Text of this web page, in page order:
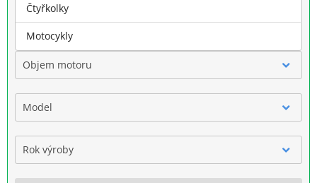
Značka
Objem motoru
Model
Rok výroby
Čtyřkolky
Motocykly